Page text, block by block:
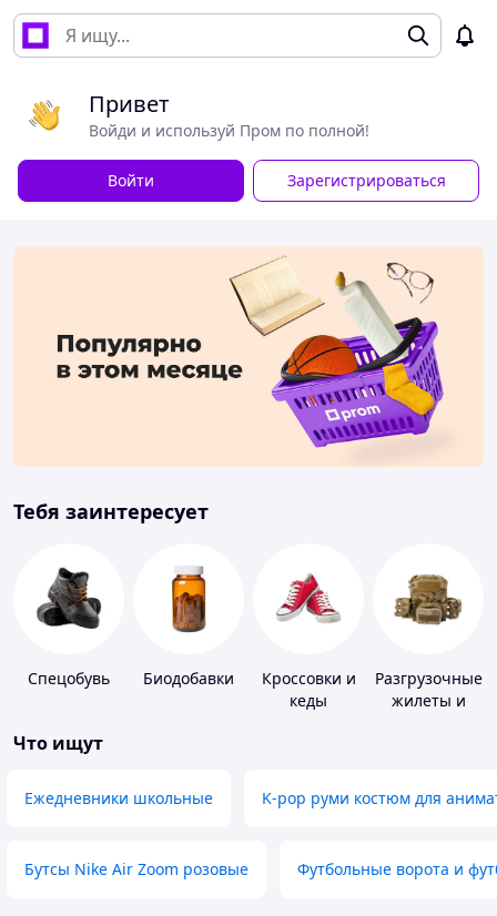
Привет
Войди и используй Пром по полной!
Войти Зарегистрироваться
Тебя заинтересует
Спецобувь Биодобавки
Кроссовки и
кеды
Разгрузочные
жилеты и
Что ищут
Ежедневники школьные K-pop руми костюм для
Бутсы Nike Air Zoom розовые Футбольные ворота и